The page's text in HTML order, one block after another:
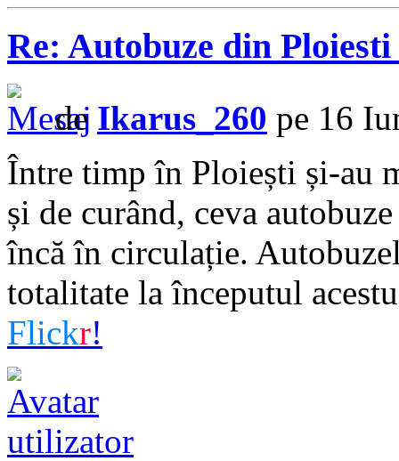
Re: Autobuze din
de Ikarus_260 pe 16
Între timp în Ploiești și-au
și de curând, ceva
încă în circulație.
totalitate la începutul
Flickr!